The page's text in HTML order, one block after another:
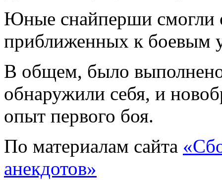
Юные снайперши смогли
приближенных к боевым
В общем, было
обнаружили себя, и
опыт первого боя.
По материалам сайта
анекдотов»